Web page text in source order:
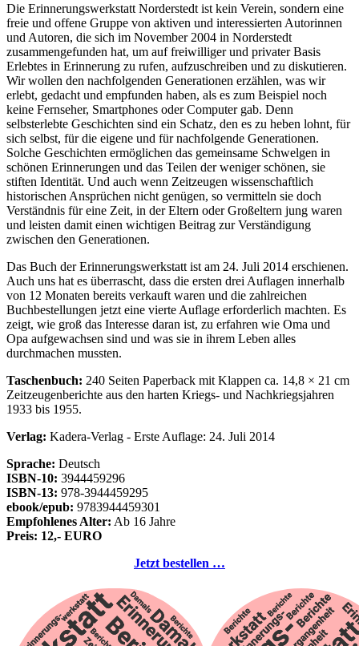
Die Erinnerungswerkstatt Norderstedt ist kein Verein, sondern eine
freie und offene Gruppe von aktiven und interessierten Autorinnen
und Autoren, die sich im November 2004 in Norderstedt
zusammengefunden hat, um auf freiwilliger und privater Basis
Erlebtes in Erinnerung zu rufen, aufzuschreiben und zu diskutieren.
Wir wollen den nachfolgenden Generationen erzählen, was wir
erlebt, gedacht und empfunden haben, als es zum Beispiel noch
keine Fernseher, Smartphones oder Computer gab. Denn
selbsterlebte Geschichten sind ein Schatz, den es zu heben lohnt, für
sich selbst, für die eigene und für nachfolgende Generationen.
Solche Geschichten ermöglichen das gemeinsame Schwelgen in
schönen Erinnerungen und das Teilen der weniger schönen, sie
stiften Identität. Und auch wenn Zeitzeugen wissenschaftlich
historischen Ansprüchen nicht genügen, so vermitteln sie doch
Verständnis für eine Zeit, in der Eltern oder Großeltern jung waren
und leisten damit einen wichtigen Beitrag zur Verständigung
zwischen den Generationen.
Das Buch der Erinnerungswerkstatt ist am 24. Juli 2014 erschienen.
Auch uns hat es überrascht, dass die ersten drei Auflagen innerhalb
von 12 Monaten bereits verkauft waren und die zahlreichen
Buchbestellungen jetzt eine vierte Auflage erforderlich machten. Es
zeigt, wie groß das Interesse daran ist, zu erfahren wie Oma und
Opa aufgewachsen sind und was sie in ihrem Leben alles
durchmachen mussten.
Taschenbuch: 240 Seiten Paperback mit Klappen ca. 14,8 × 21 cm
Zeitzeugenberichte aus den harten Kriegs- und Nachkriegsjahren
1933 bis 1955.
Verlag: Kadera-Verlag - Erste Auflage: 24. Juli 2014
Sprache: Deutsch
ISBN-10: 3944459296
ISBN-13: 978-3944459295
ebook/epub: 9783944459301
Empfohlenes Alter: Ab 16 Jahre
Preis: 12,- EURO
Jetzt bestellen …